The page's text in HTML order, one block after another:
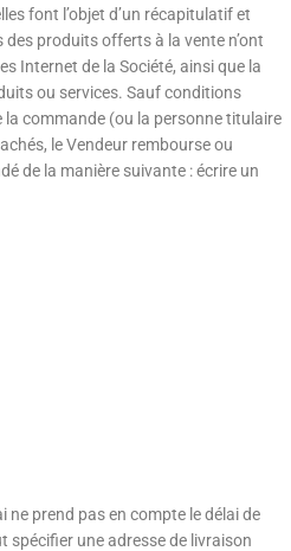
font l’objet d’un récapitulatif et
produits offerts à la vente n’ont
Internet de la Société, ainsi que la
ou services. Sauf conditions
commande (ou la personne titulaire
le Vendeur rembourse ou
de la manière suivante : écrire un
ne prend pas en compte le délai de
spécifier une adresse de livraison